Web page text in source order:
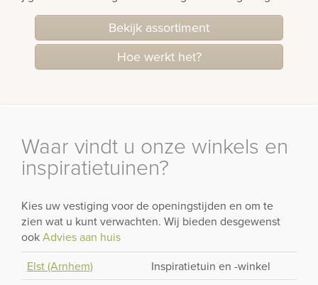
Bekijk assortiment
Hoe werkt het?
Waar vindt u onze winkels en
inspiratietuinen?
Kies uw vestiging voor de openingstijden en om te
zien wat u kunt verwachten. Wij bieden desgewenst
ookAdvies aan huis
Elst (Arnhem)
Inspiratietuin en -winkel